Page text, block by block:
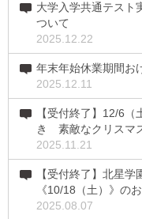
大学入学共通テスト
ついて
2025.12.22
年末年始休業期間お
2025.12.11
【受付終了】12/6
き 素敵なクリスマ
2025.11.21
【受付終了】北星
《10/18（土）》の
2025.08.07